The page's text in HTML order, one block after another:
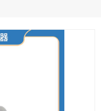
五抽头循环水真空泵